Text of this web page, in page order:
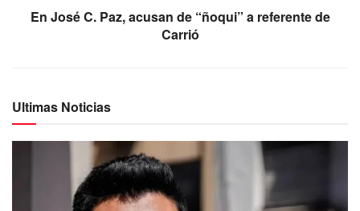
En José C. Paz, acusan de “ñoqui” a referente de
Carrió
Ultimas Noticias